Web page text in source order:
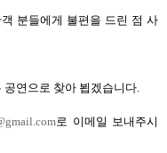
분들에게 불편을 드린 점 사
공연으로 찾아 뵙겠습니다.
로 이메일 보내주시